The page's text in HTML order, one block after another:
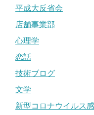
平成大反省会
店舗事業部
心理学
恋話
技術ブログ
文学
新型コロナウイルス